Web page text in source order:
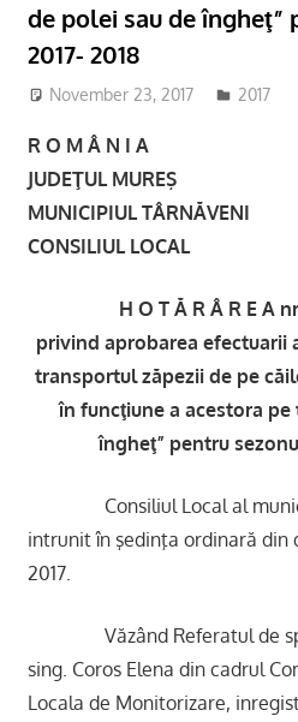
de polei sau de îngheţ”
2017- 2018
November 23, 2017 admsite
2017
R O M Â N I A
JUDEŢUL MUREŞ
MUNICIPIUL TÂRN
CONSILIUL LOCAL
H O T Ă R Â R E A
privind aprobarea efectuarii
transportul zăpezii de pe
în funcţiune a acestora
îngheţ” pentru
Consiliul Local al
intrunit în şedinţa ordinară din
2017.
Văzând Referatul de
sing. Coros Elena din cadrul
Locala de Monitorizare,